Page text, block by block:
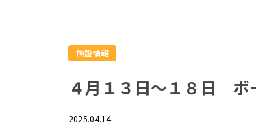
施設情報
４月１３日～１８日 ボ
2025.04.14